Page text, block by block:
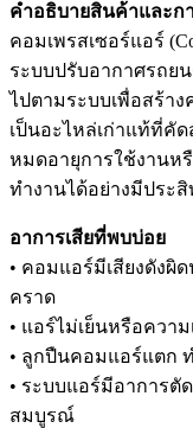
คำอธิบายสินค้าและก
คอมเพรสเซอร์แอร์
ระบบปรับอากาศรถย
ไปตามระบบเพื่อสร้า
เป็นอะไหล่เก่าแท้ที่คั
หมดอายุการใช้งานห
ทำงานได้อย่างมีประ
อาการเสียที่พบบ่อย
• คอมแอร์มีเสียงดังผิ
คราด
• แอร์ไม่เย็นหรือควา
• ลูกปืนคอมแอร์แตก
• ระบบแอร์มีอาการตั
สมบูรณ์